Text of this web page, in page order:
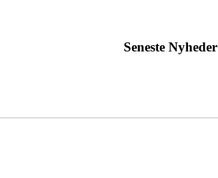
Seneste Nyheder